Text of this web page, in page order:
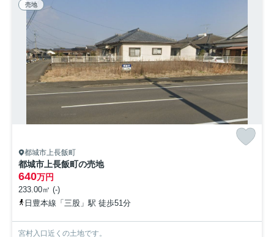
売地
都城市上長飯町
都城市上長飯町の売地
640万円
233.00㎡ (-)
日豊本線「三股」駅 徒歩51分
宮村入口近くの土地です。